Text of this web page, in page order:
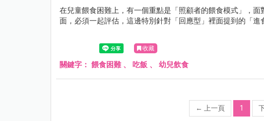
在兒童餵食困難上，有一個重點是「照顧者的餵食模式」，
面，必須一起評估，這邊特別針對「回應型」裡面提到的「進
收藏
關鍵字： 餵食困難、 吃飯 、 幼兒飲食
← 上一頁 1